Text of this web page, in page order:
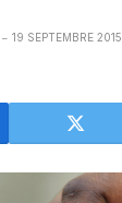
19 SEPTEMBRE 2015